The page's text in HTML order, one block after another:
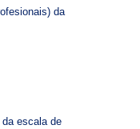
da
escala de